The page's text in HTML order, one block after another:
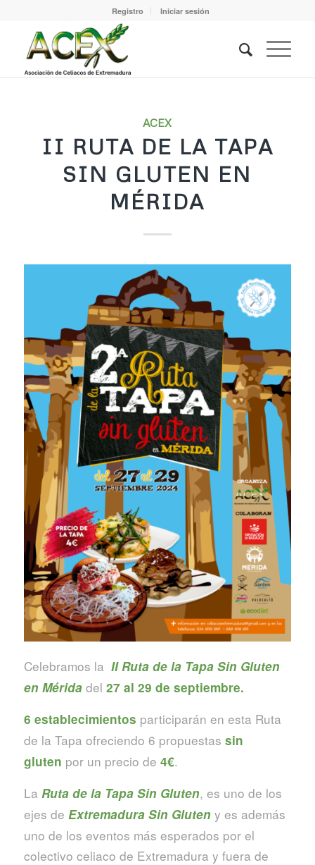
Registro Iniciar sesión
ACEX
II RUTA DE LA TAPA
SIN GLUTEN EN
MÉRIDA
Celebramos la II Ruta de la Tapa Sin Gluten
en Méridadel 27 al 29 de septiembre.
6 establecimientos participarán en esta Ruta
de la Tapa ofreciendo 6 propuestas sin
gluten por un precio de 4€.
La Ruta de la Tapa Sin Gluten, es uno de los
ejes de Extremadura Sin Gluten y es además
uno de los eventos más esperados por el
colectivo celiaco de Extremadura y fuera de